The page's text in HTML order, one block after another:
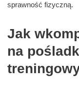
sprawność fizyczną.
Jak
na